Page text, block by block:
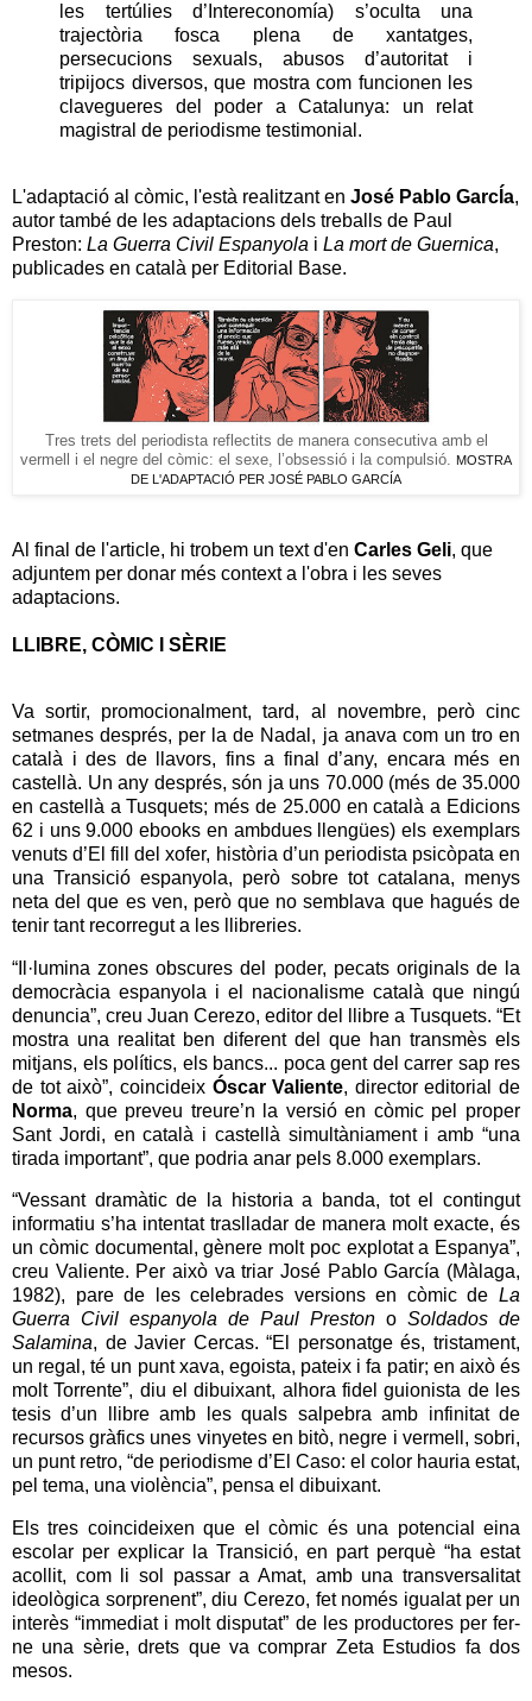
les tertúlies d’Intereconomía) s’oculta una
trajectòria fosca plena de xantatges,
persecucions sexuals, abusos d’autoritat i
tripijocs diversos, que mostra com funcionen les
clavegueres del poder a Catalunya: un relat
magistral de periodisme testimonial.
L'adaptació al còmic, l'està realitzant en José Pablo GarcÍa,
autor també de les adaptacions dels treballs de Paul
Preston: La Guerra Civil Espanyola i La mort de Guernica,
publicades en català per Editorial Base.
Tres trets del periodista reflectits de manera consecutiva amb el
vermell i el negre del còmic: el sexe, l’obsessió i la compulsió. MOSTRA
DE L'ADAPTACIÓ PER JOSÉ PABLO GARCÍA
Al final de l'article, hi trobem un text d'en Carles Geli, que
adjuntem per donar més context a l'obra i les seves
adaptacions.
LLIBRE, CÒMIC I SÈRIE
Va sortir, promocionalment, tard, al novembre, però cinc
setmanes després, per la de Nadal, ja anava com un tro en
català i des de llavors, fins a final d’any, encara més en
castellà. Un any després, són ja uns 70.000 (més de 35.000
en castellà a Tusquets; més de 25.000 en català a Edicions
62 i uns 9.000 ebooks en ambdues llengües) els exemplars
venuts d’El fill del xofer, història d’un periodista psicòpata en
una Transició espanyola, però sobre tot catalana, menys
neta del que es ven, però que no semblava que hagués de
tenir tant recorregut a les llibreries.
“Il·lumina zones obscures del poder, pecats originals de la
democràcia espanyola i el nacionalisme català que ningú
denuncia”, creu Juan Cerezo, editor del llibre a Tusquets. “Et
mostra una realitat ben diferent del que han transmès els
mitjans, els polítics, els bancs... poca gent del carrer sap res
de tot això”, coincideix Óscar Valiente, director editorial de
Norma, que preveu treure’n la versió en còmic pel proper
Sant Jordi, en català i castellà simultàniament i amb “una
tirada important”, que podria anar pels 8.000 exemplars.
“Vessant dramàtic de la historia a banda, tot el contingut
informatiu s’ha intentat traslladar de manera molt exacte, és
un còmic documental, gènere molt poc explotat a Espanya”,
creu Valiente. Per això va triar José Pablo García (Màlaga,
1982), pare de les celebrades versions en còmic de La
Guerra Civil espanyola de Paul Preston o Soldados de
Salamina, de Javier Cercas. “El personatge és, tristament,
un regal, té un punt xava, egoista, pateix i fa patir; en això és
molt Torrente”, diu el dibuixant, alhora fidel guionista de les
tesis d’un llibre amb les quals salpebra amb infinitat de
recursos gràfics unes vinyetes en bitò, negre i vermell, sobri,
un punt retro, “de periodisme d’El Caso: el color hauria estat,
pel tema, una violència”, pensa el dibuixant.
Els tres coincideixen que el còmic és una potencial eina
escolar per explicar la Transició, en part perquè “ha estat
acollit, com li sol passar a Amat, amb una transversalitat
ideològica sorprenent”, diu Cerezo, fet només igualat per un
interès “immediat i molt disputat” de les productores per fer-
ne una sèrie, drets que va comprar Zeta Estudios fa dos
mesos.